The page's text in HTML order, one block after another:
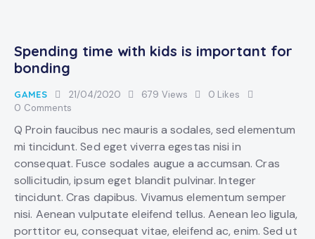
Spending time with kids is important for
bonding
GAMES 21/04/2020 679 Views 0 Likes
0 Comments
Q Proin faucibus nec mauris a sodales, sed elementum
mi tincidunt. Sed eget viverra egestas nisi in
consequat. Fusce sodales augue a accumsan. Cras
sollicitudin, ipsum eget blandit pulvinar. Integer
tincidunt. Cras dapibus. Vivamus elementum semper
nisi. Aenean vulputate eleifend tellus. Aenean leo ligula,
porttitor eu, consequat vitae, eleifend ac, enim. Sed ut